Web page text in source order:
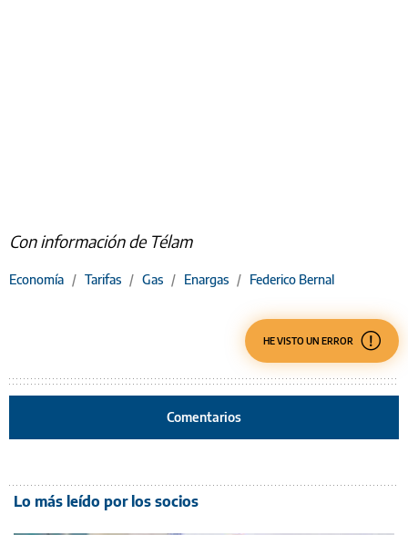
Con información de Télam
Economía / Tarifas / Gas / Enargas / Federico Bernal
HE VISTO UN ERROR
Comentarios
Lo más leído por los socios